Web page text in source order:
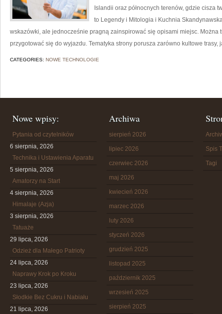
Islandii oraz północnych terenów, gdzie cisza
to Legendy i Mitologia i Kuchnia
wskazówki, ale jednocześnie pragną zainspirować się opisami miejsc. Można
przygotować się do wyjazdu. Tematyka strony porusza zarówno kultowe trasy,
CATEGORIES: NOWE TECHNOLOGIE
Nowe wpisy:
Pytania od czytelników
6 sierpnia, 2026
Technika i Ustawienia Aparatu
5 sierpnia, 2026
Amatorzy na Start
4 sierpnia, 2026
Himalaje (Azja)
3 sierpnia, 2026
Tatuaże
29 lipca, 2026
Odzież dla Małego Patrioty
24 lipca, 2026
Naprawy Krok po Kroku
23 lipca, 2026
Słodkie Bez Cukru i Nabiału
21 lipca, 2026
Archiwa
sierpień 2026
lipiec 2026
czerwiec 2026
maj 2026
kwiecień 2026
marzec 2026
luty 2026
styczeń 2026
grudzień 2025
listopad 2025
październik 2025
wrzesień 2025
sierpień 2025
Spis
Tagi